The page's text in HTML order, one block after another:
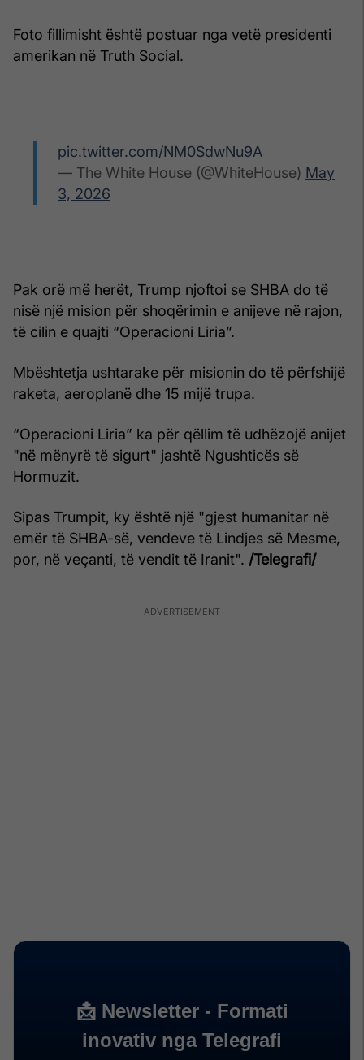
Foto fillimisht është postuar nga vetë presidenti
amerikan në Truth Social.
pic.twitter.com/NM0SdwNu9A
— The White House (@WhiteHouse) May
3, 2026
Pak orë më herët, Trump njoftoi se SHBA do të
nisë një mision për shoqërimin e anijeve në rajon,
të cilin e quajti “Operacioni Liria”.
Mbështetja ushtarake për misionin do të përfshijë
raketa, aeroplanë dhe 15 mijë trupa.
“Operacioni Liria” ka për qëllim të udhëzojë anijet
"në mënyrë të sigurt" jashtë Ngushticës së
Hormuzit.
Sipas Trumpit, ky është një "gjest humanitar në
emër të SHBA-së, vendeve të Lindjes së Mesme,
por, në veçanti, të vendit të Iranit". /Telegrafi/